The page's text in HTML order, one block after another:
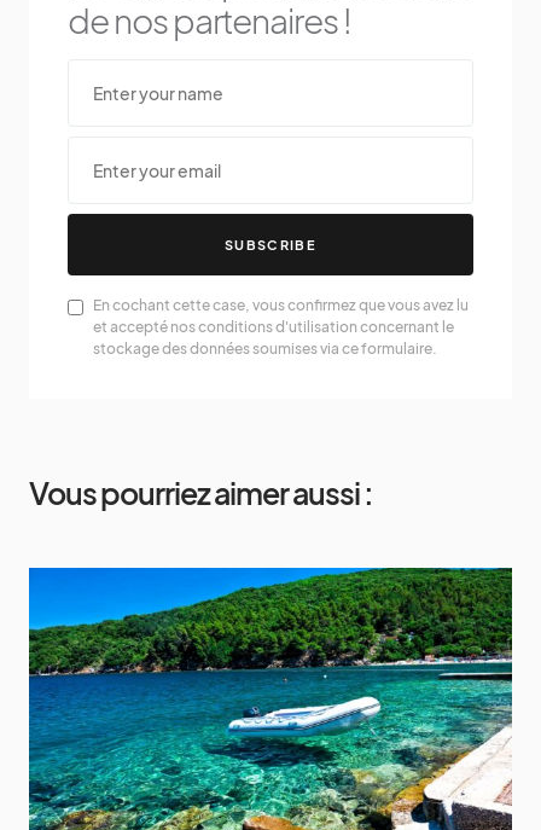
de nos partenaires !
SUBSCRIBE
En cochant cette case, vous confirmez que vous avez lu
et accepté nos conditions d'utilisation concernant le
stockage des données soumises via ce formulaire.
Vous pourriez aimer aussi :